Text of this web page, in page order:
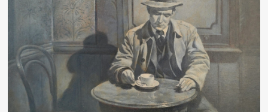
EN
Каталог Художники
О нас Услуги